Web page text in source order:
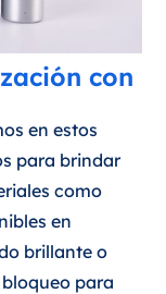
con
en estos
para brindar
como
en
brillante o
para